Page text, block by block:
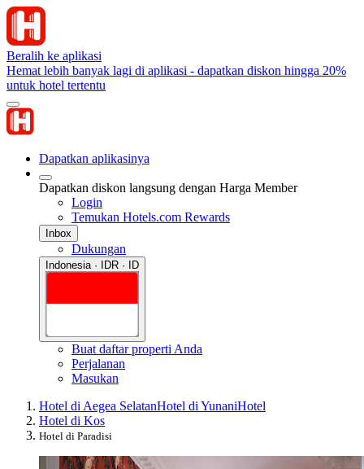
Beralih ke aplikasi
Hemat lebih banyak lagi di aplikasi - dapatkan diskon hingga 20%
untuk hotel tertentu
Dapatkan aplikasinya
Dapatkan diskon langsung dengan Harga Member
Login
Temukan Hotels.com Rewards
Inbox
Dukungan
Indonesia · IDR · ID
Buat daftar properti Anda
Perjalanan
Masukan
Hotel di Aegea SelatanHotel di YunaniHotel
Hotel di Kos
Hotel di Paradisi